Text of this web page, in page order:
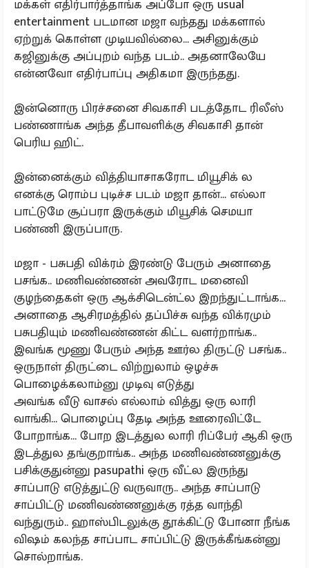
மக்கள் எதிர்பார்த்தாங்க அப்போ ஒரு usual
entertainment படமான மஜா வந்தது மக்களால்
ஏற்றுக் கொள்ள முடியவில்லை... அசினுக்கும்
கஜினுக்கு அப்புறம் வந்த படம்.. அதனாலேயே
என்னவோ எதிர்பாப்பு அதிகமா இருந்தது.
இன்னொரு பிரச்சனை சிவகாசி படத்தோட ரிலீஸ்
பண்ணாங்க அந்த தீபாவளிக்கு சிவகாசி தான்
பெரிய ஹிட்.
இன்னைக்கும் வித்தியாசாகரோட மியூசிக் ல
எனக்கு ரொம்ப புடிச்ச படம் மஜா தான்... எல்லா
பாட்டுமே சூப்பரா இருக்கும் மியூசிக் செமயா
பண்ணி இருப்பாரு.
மஜா - பசுபதி விக்ரம் இரண்டு பேரும் அனாதை
பசங்க.. மணிவண்ணன் அவரோட மனைவி
குழந்தைகள் ஒரு ஆக்சிடென்ட்ல இறந்துட்டாங்க...
அனாதை ஆசிரமத்தில் தப்பிச்சு வந்த விக்ரமும்
பசுபதியும் மணிவண்ணன் கிட்ட வளர்றாங்க..
இவங்க மூணு பேரும் அந்த ஊர்ல திருட்டு பசங்க..
ஒருநாள் திருட்டை விற்றுலாம் ஒழச்சு
பொழைக்கலாம்னு முடிவு எடுத்து
அவங்க வீடு வாசல் எல்லாம் வித்து ஒரு லாரி
வாங்கி... பொழைப்பு தேடி அந்த ஊரைவிட்டே
போறாங்க... போற இடத்துல லாரி ரிப்பேர் ஆகி ஒரு
இடத்துல தங்குறாங்க.. அந்த மணிவண்ணனுக்கு
பசிக்குதுன்னு pasupathi ஒரு வீட்ல இருந்து
சாப்பாடு எடுத்துட்டு வருவாரு.. அந்த சாப்பாடு
சாப்பிட்டு மணிவண்ணனுக்கு ரத்த வாந்தி
வந்துரும்.. ஹாஸ்பிடலுக்கு தூக்கிட்டு போனா நீங்க
விஷம் கலந்த சாப்பாட சாப்பிட்டு இருக்கீங்கன்னு
சொல்றாங்க.